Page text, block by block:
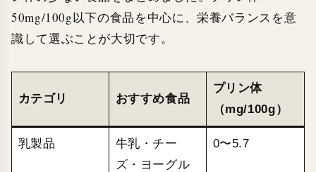
50mg/100g以下の食品を中心に、栄養バランスを意
識して選ぶことが大切です。
カテゴリ おすすめ食品
プリン体
（mg/100g）
乳製品
牛乳・チー
ズ・ヨーグル
0〜5.7